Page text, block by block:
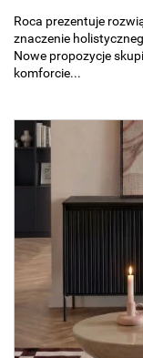
Roca prezentuje
znaczenie
Nowe propozycje
komforcie...